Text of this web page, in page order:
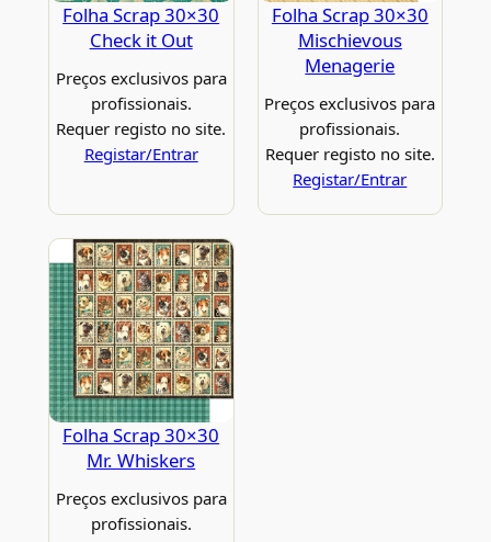
Folha Scrap 30×30
Check it Out
Preços exclusivos para
profissionais.
Requer registo no site.
Registar/Entrar
Folha Scrap 30×30
Mischievous
Menagerie
Preços exclusivos para
profissionais.
Requer registo no site.
Registar/Entrar
Folha Scrap 30×30
Mr. Whiskers
Preços exclusivos para
profissionais.